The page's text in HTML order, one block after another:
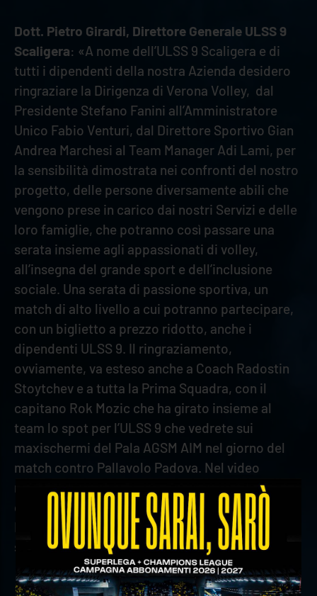
Dott. Pietro Girardi, Direttore Generale ULSS 9
Scaligera: «A nome dell’ULSS 9 Scaligera e di
tutti i dipendenti della nostra Azienda desidero
ringraziare la Dirigenza di Verona Volley, dal
Presidente Stefano Fanini all’Amministratore
Unico Fabio Venturi, dal Direttore Sportivo Gian
Andrea Marchesi al Team Manager Adi Lami, per
la sensibilità dimostrata nei confronti del nostro
progetto, delle persone diversamente abili che
vengono prese in carico dai nostri Servizi e delle
loro famiglie, che potranno così passare una
serata insieme agli appassionati di volley,
all’insegna del grande sport e dell’inclusione
sociale. Una serata di passione sportiva, un
match di alto livello a cui potranno partecipare,
con un biglietto a prezzo ridotto, anche i
dipendenti ULSS 9. Il ringraziamento,
ovviamente, va esteso anche a Coach Radostin
Stoytchev e a tutta la Prima Squadra, con il
capitano Rok Mozic che ha girato insieme al
team lo spot per l’ULSS 9 che vedrete sui
maxischermi del Pala AGSM AIM nel giorno del
match contro Pallavolo Padova. Nel video
riassumiamo il concetto alla base del progetto,
che potete seguire sul sito dedicato
Inclusionesocialeulss9.it: lo sport è inclusione
sociale!».
«Come mi piace sottolineare spesso – ha